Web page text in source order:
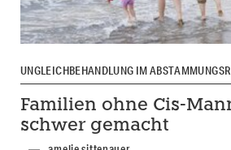
UNGLEICHBEHANDLUNG IM
Familien ohne Cis-
schwer gemacht